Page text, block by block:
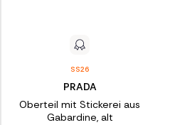
SS26
PRADA
Oberteil mit Stickerei aus
Gabardine, alt